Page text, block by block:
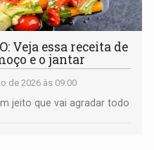
Veja essa receita de
e o jantar
de 2026 às 09:00
jeito que vai agradar todo